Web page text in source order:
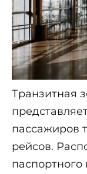
Транзитная
пассажиров
рейсов.